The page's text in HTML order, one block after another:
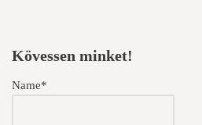
Kövessen minket!
Name*